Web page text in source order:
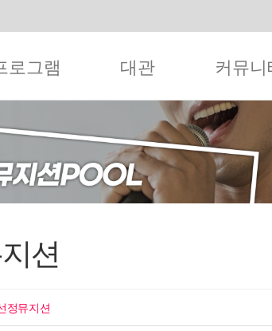
로그램 대관 커뮤니
션
정뮤지션